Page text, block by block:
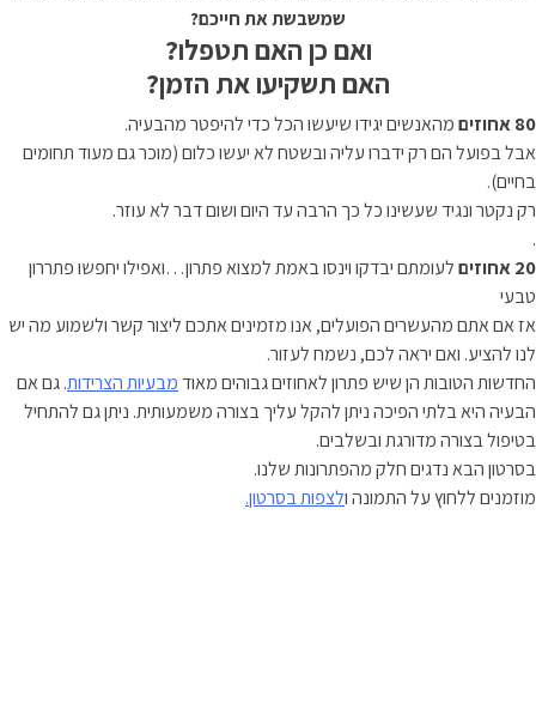
שמשבשת את חייכם?
ואם כן האם תטפלו?
האם תשקיעו את הזמן?
80 אחוזים
מהאנשים יגידו שיעשו הכל כדי להיפטר מהבעיה.
אבל בפועל הם רק ידברו עליה ובשטח לא יעשו כלום (מוכר גם מעוד תחומים
בחיים).
רק נקטר ונגיד שעשינו כל כך הרבה עד היום ושום דבר לא עוזר.
.
20 אחוזים
לעומתם יבדקו וינסו באמת למצוא פתרון…ואפילו יחפשו פתררון
טבעי
אז אם אתם מהעשרים הפועלים, אנו מזמינים אתכם ליצור קשר ולשמוע מה יש
לנו להציע. ואם יראה לכם, נשמח לעזור.
החדשות הטובות הן שיש פתרון לאחוזים גבוהים מאודמבעיות הצרידות. גם אם
הבעיה היא בלתי הפיכה ניתן להקל עליך בצורה משמעותית. ניתן גם להתחיל
בטיפול בצורה מדורגת ובשלבים.
בסרטון הבא נדגים חלק מהפתרונות שלנו.
מוזמנים ללחוץ על התמונה ולצפות בסרטון.